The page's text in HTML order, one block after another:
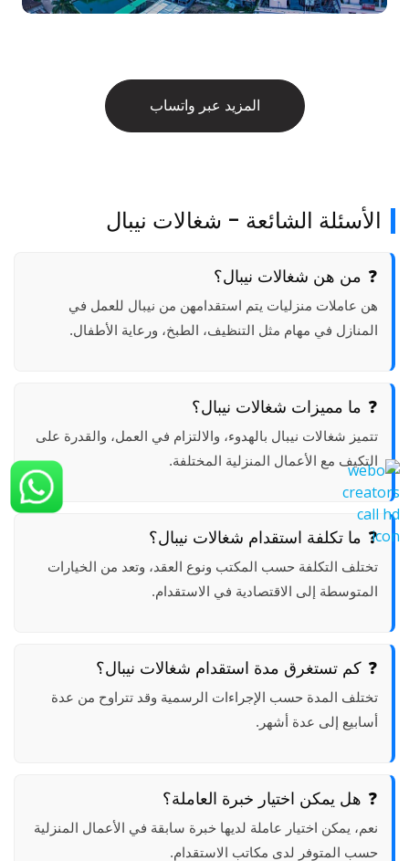
المزيد عبر واتساب
الأسئلة الشائعة - شغالات نيبال
من هن شغالات نيبال؟
هن عاملات منزليات يتم استقدامهن من نيبال للعمل في
المنازل في مهام مثل التنظيف، الطبخ، ورعاية الأطفال.
ما مميزات شغالات نيبال؟
تتميز شغالات نيبال بالهدوء، والالتزام في العمل، والقدرة على
التكيف مع الأعمال المنزلية المختلفة.
ما تكلفة استقدام شغالات نيبال؟
تختلف التكلفة حسب المكتب ونوع العقد، وتعد من الخيارات
المتوسطة إلى الاقتصادية في الاستقدام.
كم تستغرق مدة استقدام شغالات نيبال؟
تختلف المدة حسب الإجراءات الرسمية وقد تتراوح من عدة
أسابيع إلى عدة أشهر.
هل يمكن اختيار خبرة العاملة؟
نعم، يمكن اختيار عاملة لديها خبرة سابقة في الأعمال المنزلية
حسب المتوفر لدى مكاتب الاستقدام.